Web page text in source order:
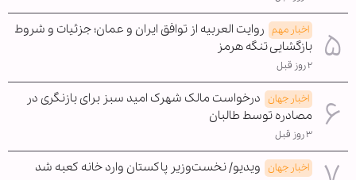
اخبار مهم روایت العربیه از توافق ایران و عمان؛ جزئیات و شروط
بازگشایی تنگه هرمز
۲ روز قبل
اخبار جهان درخواست مالک شهرک امید سبز برای بازنگری در
مصادره توسط طالبان
۳ روز قبل
اخبار جهان ویدیو/ نخست‌وزیر پاکستان وارد خانه کعبه شد